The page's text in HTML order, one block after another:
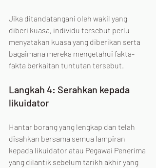
Jika ditandatangani oleh wakil yang
diberi kuasa, individu tersebut perlu
menyatakan kuasa yang diberikan serta
bagaimana mereka mengetahui fakta-
fakta berkaitan tuntutan tersebut.
Langkah 4: Serahkan kepada
likuidator
Hantar borang yang lengkap dan telah
disahkan bersama semua lampiran
kepada likuidator atau Pegawai Penerima
yang dilantik sebelum tarikh akhir yang